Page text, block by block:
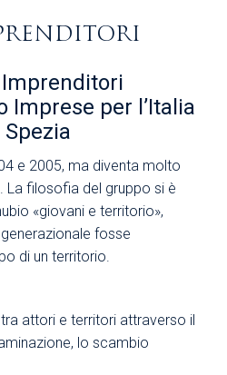
Imprese per l’Italia
Spezia
e 2005, ma diventa molto
La filosofia del gruppo si è
«giovani e territorio»,
fosse
di un territorio.
tra attori e territori attraverso il
lo scambio